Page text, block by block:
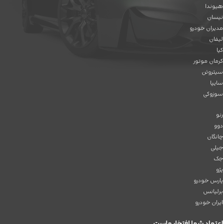
هیوندا
نیسان
مدیران خودرو
لیفان
کیا
کرمان موتور
سیتروئن
سایپا
سوزوکی
رنو
دوو
چانگان
جیلی
جک
پژو
پارس خودرو
برلیانس
ایران خودرو